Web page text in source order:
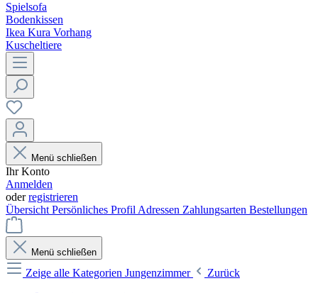
Spielsofa
Bodenkissen
Ikea Kura Vorhang
Kuscheltiere
Menü schließen
Ihr Konto
Anmelden
oderregistrieren
Übersicht Persönliches Profil Adressen Zahlungsarten Bestellungen
Menü schließen
Zeige alle Kategorien Jungenzimmer
Zurück